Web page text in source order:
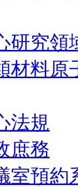
研究領
材料原
法規
庶務
室預約